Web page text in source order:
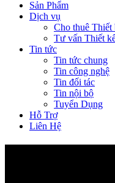
Sản Phẩm
Dịch vụ
Cho thuê Thiết
Tư vấn Thiết
Tin tức
Tin tức chung
Tin công nghệ
Tin đối tác
Tin nội bộ
Tuyển Dụng
Hỗ Trợ
Liên Hệ